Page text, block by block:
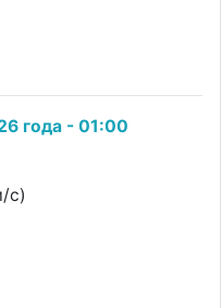
года - 01:00
с)